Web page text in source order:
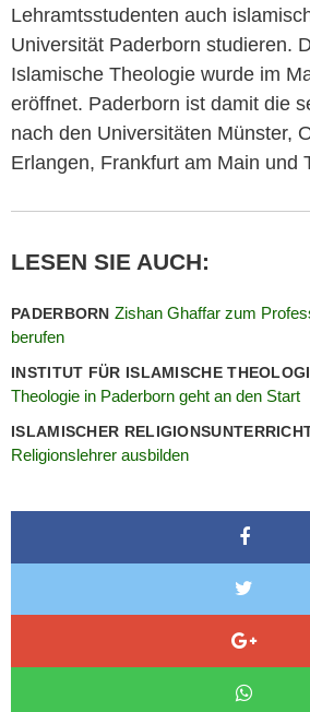
Lehramtsstudenten auch
Universität Paderborn studieren.
Islamische Theologie wurde im
eröffnet. Paderborn ist damit die
nach den Universitäten Münster,
Erlangen, Frankfurt am Main und
LESEN SIE AUCH:
PADERBORN Zishan Ghaffar zum
berufen
INSTITUT FÜR ISLAMISCHE
Theologie in Paderborn geht an den Start
ISLAMISCHER
Religionslehrer ausbilden